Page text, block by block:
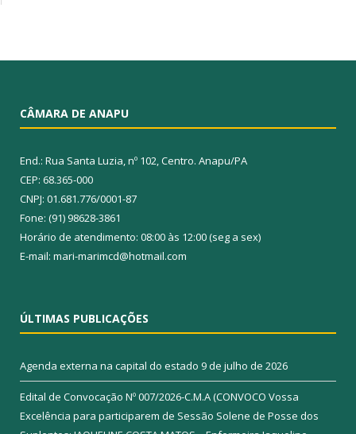
CÂMARA DE ANAPU
End.: Rua Santa Luzia, nº 102, Centro. Anapu/PA
CEP: 68.365-000
CNPJ: 01.681.776/0001-87
Fone: (91) 98628-3861
Horário de atendimento: 08:00 às 12:00 (seg a sex)
E-mail: mari-marimcd@hotmail.com
ÚLTIMAS PUBLICAÇÕES
Agenda externa na capital do estado 9 de julho de 2026
Edital de Convocação Nº 007/2026-C.M.A (CONVOCO Vossa
Excelência para participarem de Sessão Solene de Posse dos